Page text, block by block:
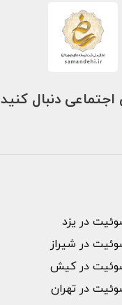
دنبال کنید
در یزد
در شیراز
سوئیت در کیش
در تهران